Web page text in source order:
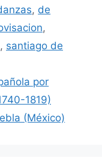
, de
,
, santiago de
por
1819)
(México)